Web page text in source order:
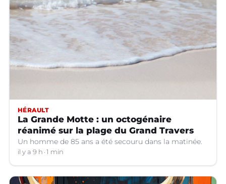
HÉRAULT
La Grande Motte : un octogénaire
réanimé sur la plage du Grand Travers
Un homme de 85 ans a été secouru dans la matinée.
il y a 9 h 1 min